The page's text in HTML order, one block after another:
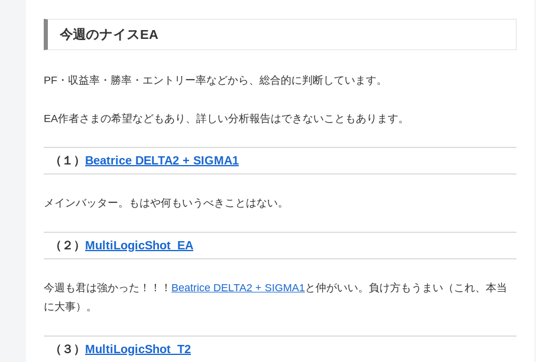
今週のナイスEA
PF・収益率・勝率・エントリー率などから、総合的に判断しています。
EA作者さまの希望などもあり、詳しい分析報告はできないこともあります。
（１） Beatrice DELTA2 + SIGMA1
メインバッター。もはや何もいうべきことはない。
（２） MultiLogicShot_EA
今週も君は強かった！！！ Beatrice DELTA2 + SIGMA1と仲がいい。負け方もうまい（これ、本当
に大事）。
（３） MultiLogicShot_T2